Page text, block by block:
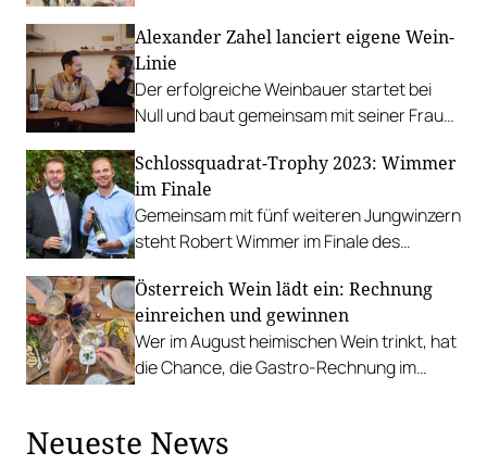
Alexander Zahel lanciert eigene Wein-
Linie
Der erfolgreiche Weinbauer startet bei
Null und baut gemeinsam mit seiner Frau
auf.
Schlossquadrat-Trophy 2023: Wimmer
im Finale
Gemeinsam mit fünf weiteren Jungwinzern
steht Robert Wimmer im Finale des
Österreich Wein lädt ein: Rechnung
einreichen und gewinnen
Wer im August heimischen Wein trinkt, hat
die Chance, die Gastro-Rechnung im
Neueste News